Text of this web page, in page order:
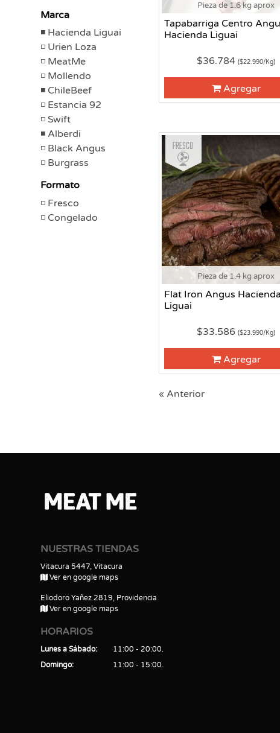
Marca
Hacienda Liguai
Urien Loza
MeatMe
Mollendo
ChileBeef
Estancia 92
Swift
Alberdi
Black Angus
Burgrass
Formato
Fresco
Congelado
Pieza de 1.6 kg aprox
Tapabarriga Centro
Hacienda Liguai
$36.784($22.990/Kg)
Agregar
Pieza de 1.4 kg aprox
Flat Iron Angus Hacienda
Liguai
Fresco
$33.586($23.990/Kg)
Agregar
« Anterior
NUESTRAS TIENDAS
Vitacura 5447, Vitacura
Ver en google maps
Eliodoro Yañez 2819, Providencia
Ver en google maps
HORARIOS
Lunes a Sábado
11:00 - 20:00
Domingo
11:00 - 15:00